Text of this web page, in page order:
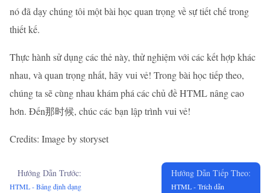
nó đã dạy chúng tôi một bài học quan trọng về sự tiết chế trong
thiết kế.
Thực hành sử dụng các thẻ này, thử nghiệm với các kết hợp khác
nhau, và quan trọng nhất, hãy vui vẻ! Trong bài học tiếp theo,
chúng ta sẽ cùng nhau khám phá các chủ đề HTML nâng cao
hơn. Đến那时候, chúc các bạn lập trình vui vẻ!
Credits: Image by storyset
Hướng Dẫn Trước:
HTML - Bảng định dạng
Hướng Dẫn Tiếp Theo:
HTML - Trích dẫn